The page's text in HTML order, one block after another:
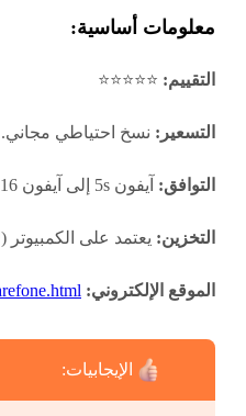
معلومات أساسية:
التقييم: ⭐⭐⭐⭐⭐
التسعير: نسخ احتياطي مجاني.
التوافق: آيفون 5s إلى آيفون 16، iOS 18 وما قبله.
التخزين: يعتمد على
الموقع الإلكتروني:
الإيجابيات: